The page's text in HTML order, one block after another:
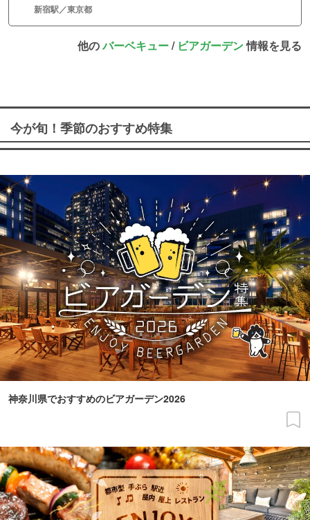
新宿駅／東京都
他のバーベキュー/ ビアガーデン情報を見る
今が旬！季節のおすすめ特集
神奈川県でおすすめのビアガーデン2026